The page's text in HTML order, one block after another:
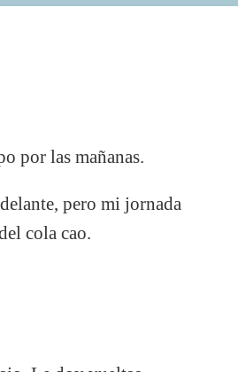
por las mañanas.
pero mi jornada
cola cao.